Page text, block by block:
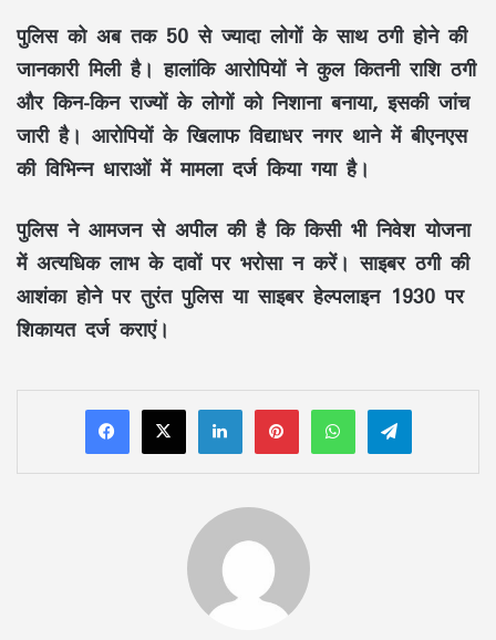
पुलिस को अब तक 50 से ज्यादा लोगों के साथ ठगी होने की
जानकारी मिली है। हालांकि आरोपियों ने कुल कितनी राशि ठगी
और किन-किन राज्यों के लोगों को निशाना बनाया, इसकी जांच
जारी है। आरोपियों के खिलाफ विद्याधर नगर थाने में बीएनएस
की विभिन्न धाराओं में मामला दर्ज किया गया है।
पुलिस ने आमजन से अपील की है कि किसी भी निवेश योजना
में अत्यधिक लाभ के दावों पर भरोसा न करें। साइबर ठगी की
आशंका होने पर तुरंत पुलिस या साइबर हेल्पलाइन 1930 पर
शिकायत दर्ज कराएं।
LinkedInPinterestWhatsAppTelegram